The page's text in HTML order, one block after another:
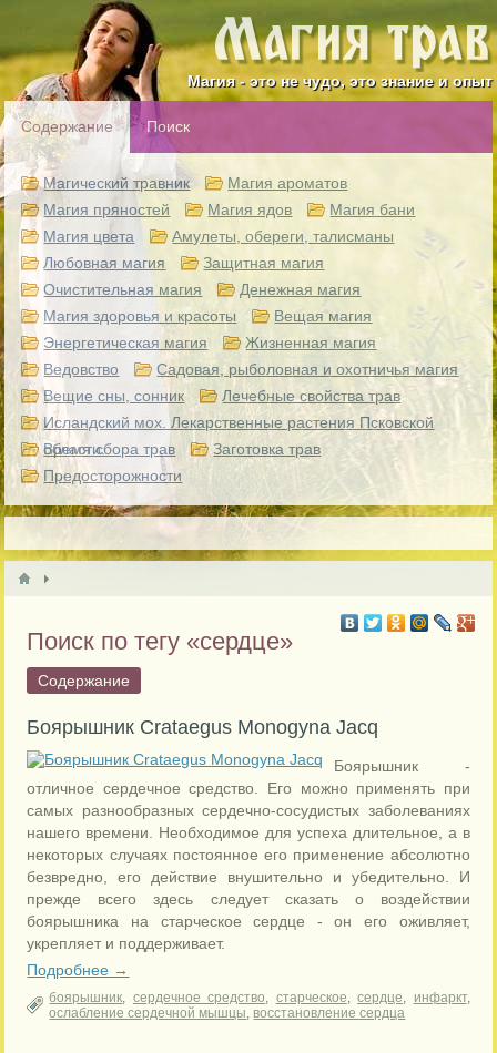
Магия - это не чудо, это знание и опыт
Содержание Поиск
Магический травник
Магия ароматов
Магия пряностей
Магия ядов
Магия бани
Магия цвета
Амулеты, обереги, талисманы
Любовная магия
Защитная магия
Очистительная магия
Денежная магия
Магия здоровья и красоты
Вещая магия
Энергетическая магия
Жизненная магия
Ведовство
Садовая, рыболовная и охотничья магия
Вещие сны, сонник
Лечебные свойства трав
Исландский мох. Лекарственные растения Псковской
области.
Время сбора трав
Заготовка трав
Предосторожности
Поиск по тегу «сердце»
Содержание
Боярышник Crataegus Monogyna Jacq
Боярышник -
отличное сердечное средство. Его можно применять при
самых разнообразных сердечно-сосудистых заболеваниях
нашего времени. Необходимое для успеха длительное, а в
некоторых случаях постоянное его применение абсолютно
безвредно, его действие внушительно и убедительно. И
прежде всего здесь следует сказать о воздействии
боярышника на старческое сердце - он его оживляет,
укрепляет и поддерживает.
Подробнее →
боярышник, сердечное средство, старческое,сердце, инфаркт,
ослабление сердечной мышцы, восстановление сердца